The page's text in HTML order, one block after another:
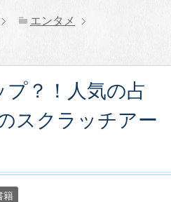
エンタメ
？！人気の占
スクラッチアー
籍